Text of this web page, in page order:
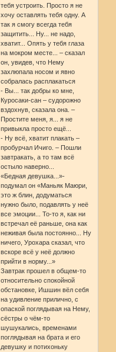
тебя устроить. Просто я не
хочу оставлять тебя одну. А
так я смогу всегда тебя
защитить... Ну... не надо,
хватит... Опять у тебя глаза
на мокром месте... – сказал
он, увидев, что Нему
захлюпала носом и явно
собралась расплакаться
- Вы... так добры ко мне,
Куросаки-сан – судорожно
вздохнув, сказала она. –
Простите меня, я... я не
привыкла просто ещё...
- Ну всё, хватит плакать –
пробурчал Ичиго. – Пошли
завтракать, а то там всё
остыло наверно...
«Бедная девушка...»-
подумал он «Маньяк Маюри,
это ж блин, додуматься
нужно было, подавлять у неё
все эмоции... То-то я, как ни
встречал её раньше, она как
неживая была постоянно... Ну
ничего, Урохара сказал, что
вскоре всё у неё должно
прийти в норму...»
Завтрак прошел в общем-то
относительно спокойной
обстановке, Ишшин вёл себя
на удивление прилично, с
опаской поглядывая на Нему,
сёстры о чём-то
шушукались, временами
поглядывая на брата и его
девушку и потихоньку